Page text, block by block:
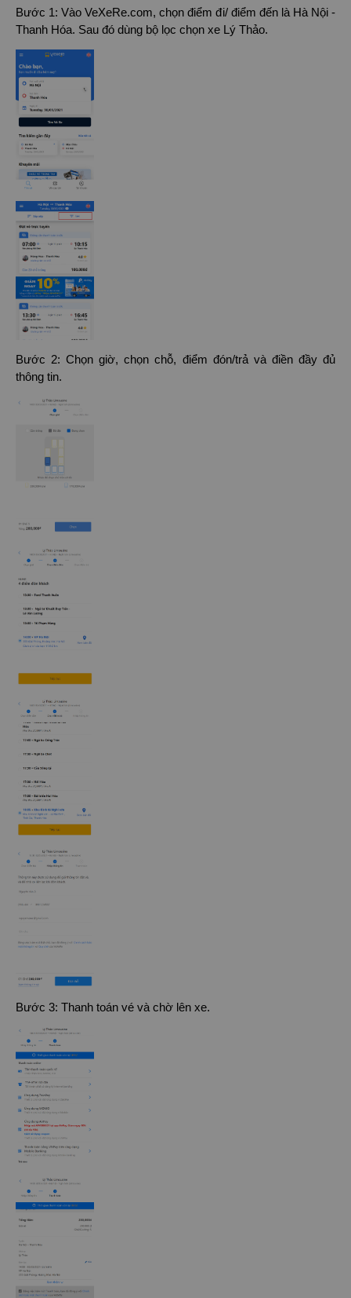
Bước 1: Vào VeXeRe.com, chọn điểm đi/ điểm đến là Hà Nội -
Thanh Hóa. Sau đó dùng bộ lọc chọn xe Lý Thảo.
Bước 2: Chọn giờ, chọn chỗ, điểm đón/trả và điền đầy đủ
thông tin.
Bước 3: Thanh toán vé và chờ lên xe.